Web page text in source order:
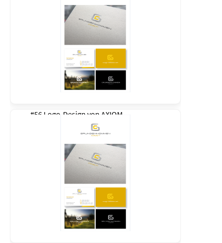
#56 Logo-Design von AXIOM